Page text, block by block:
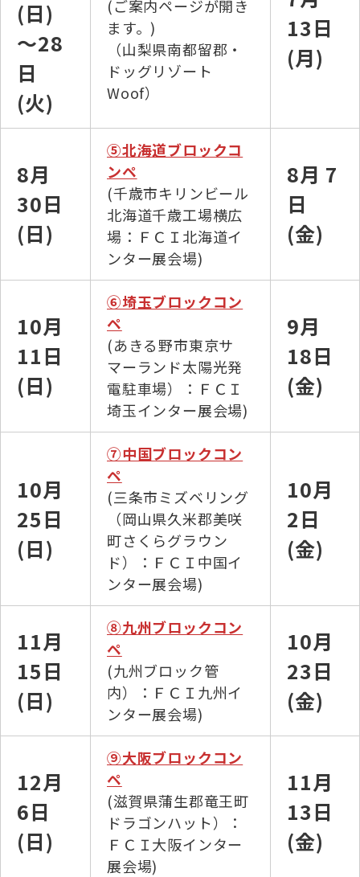
(日)
～28
日
(火)
(ご案内ページが開き
ます。)
（山梨県南都留郡・
ドッグリゾート
Woof）
13日
(月)
8月
30日
(日)
⑤北海道ブロックコ
ンペ
(千歳市キリンビール
北海道千歳工場横広
場：ＦＣＩ北海道イ
ンター展会場)
8月 7
日
(金)
10月
11日
(日)
⑥埼玉ブロックコン
ペ
(あきる野市東京サ
マーランド太陽光発
電駐車場）：ＦＣＩ
埼玉インター展会場)
9月
18日
(金)
10月
25日
(日)
⑦中国ブロックコン
ペ
(三条市ミズベリング
（岡山県久米郡美咲
町さくらグラウン
ド）：ＦＣＩ中国イ
ンター展会場)
10月
2日
(金)
11月
15日
(日)
⑧九州ブロックコン
ペ
(九州ブロック管
内）：ＦＣＩ九州イ
ンター展会場)
10月
23日
(金)
12月
6日
(日)
⑨大阪ブロックコン
ペ
(滋賀県蒲生郡竜王町
ドラゴンハット）：
ＦＣＩ大阪インター
展会場)
11月
13日
(金)